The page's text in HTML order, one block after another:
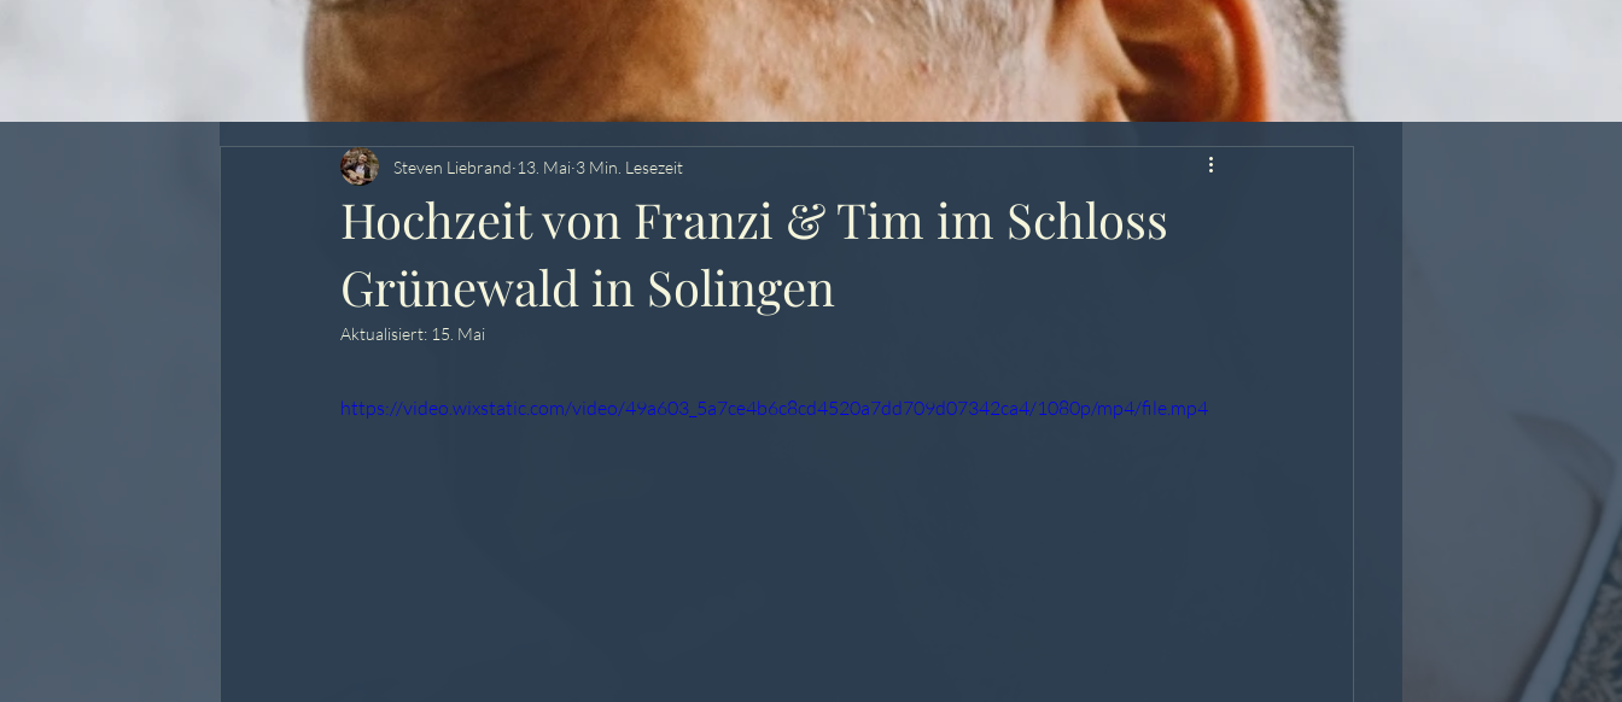
Hochzeit von Franzi & Tim im Schloss
Grünewald in Solingen
Steven Liebrand 13. Mai 3 Min. Lesezeit
Aktualisiert: 15. Mai
https://video.wixstatic.com/video/49a603_5a7ce4b6c8cd4520a7dd709d07342ca4/1080p/mp4/file.mp4